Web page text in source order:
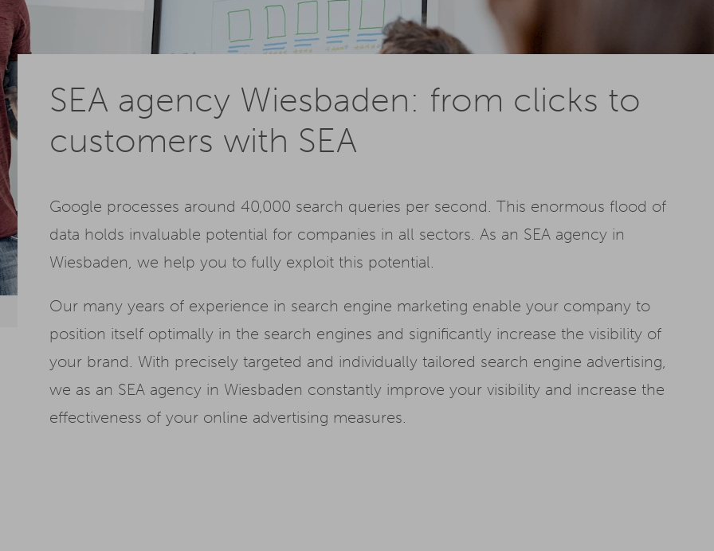
SEA agency Wiesbaden: from clicks to
customers with SEA
Google processes around 40,000 search queries per second. This enormous flood of
data holds invaluable potential for companies in all sectors. As an SEA agency in
Wiesbaden, we help you to fully exploit this potential.
Our many years of experience in search engine marketing enable your company to
position itself optimally in the search engines and significantly increase the visibility of
your brand. With precisely targeted and individually tailored search engine advertising,
we as an SEA agency in Wiesbaden constantly improve your visibility and increase the
effectiveness of your online advertising measures.